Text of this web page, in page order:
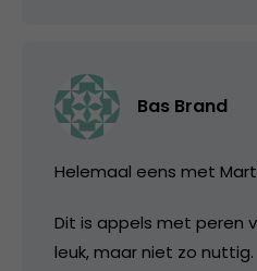
Bas Brand
Helemaal eens met
Dit is appels met peren
leuk, maar niet zo nuttig.